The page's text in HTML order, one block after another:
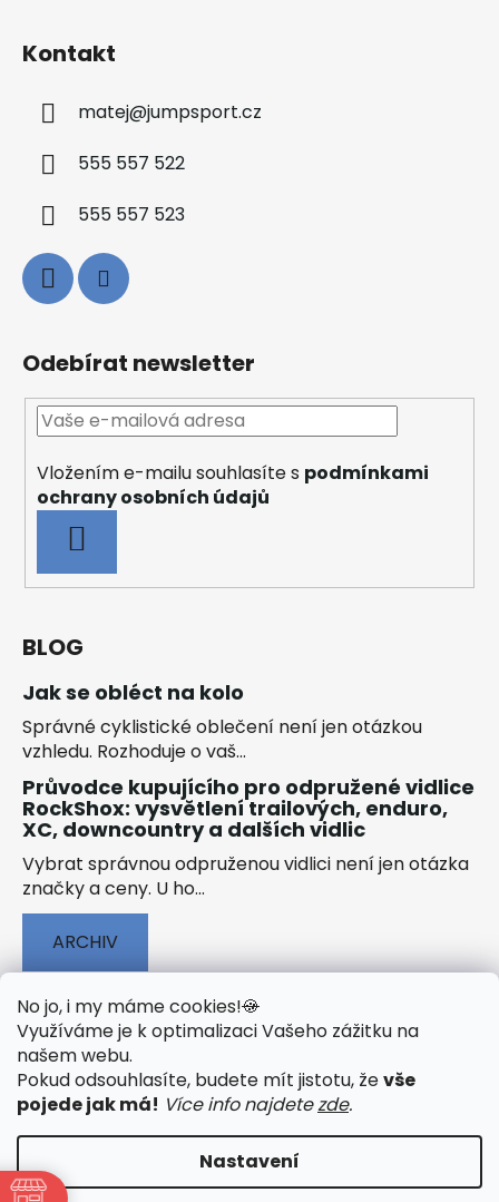
No jo, i my máme cookies!🍪
Využíváme je k optimalizaci Vašeho zážitku na
našem webu.
Pokud odsouhlasíte, budete mít jistotu, ževše
pojede jak má! Více info najdetezde.
Nastavení
Kontakt
matej@jumpsport.cz
555 557 522
555 557 523
Odebírat newsletter
Vložením e-mailu souhlasíte s podmínkami
ochrany osobních údajů
SE
BLOG
Jak se obléct na kolo
Správné cyklistické oblečení není jen otázkou
vzhledu. Rozhoduje o vaš...
Průvodce kupujícího pro odpružené vidlice
RockShox: vysvětlení trailových, enduro,
XC, downcountry a dalších vidlic
Vybrat správnou odpruženou vidlici není jen otázka
značky a ceny. U ho...
ARCHIV
🟢 TECHNOLOGIE
🟢 O ELEKTROKOLECH
🟢 NÁVODY KE STAŽENÍ